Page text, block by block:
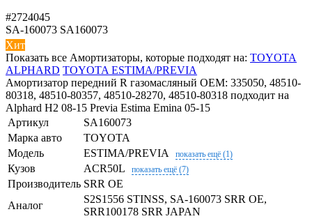
#2724045
SA-160073 SA160073
Хит
Показать все Амортизаторы, которые подходят на: TOYOTA
ALPHARD TOYOTA ESTIMA/PREVIA
Амортизатор передний R газомасляный OEM: 335050, 48510-
80318, 48510-80357, 48510-28270, 48510-80318 подходит на
Alphard H2 08-15 Previa Estima Emina 05-15
Артикул
SA160073
Марка авто
TOYOTA
Модель
ESTIMA/PREVIA показать ещё (1)
Кузов ACR50L показать ещё (7)
Производитель SRR OE
Аналог
S2S1556 STINSS, SA-160073 SRR OE,
SRR100178 SRR JAPAN